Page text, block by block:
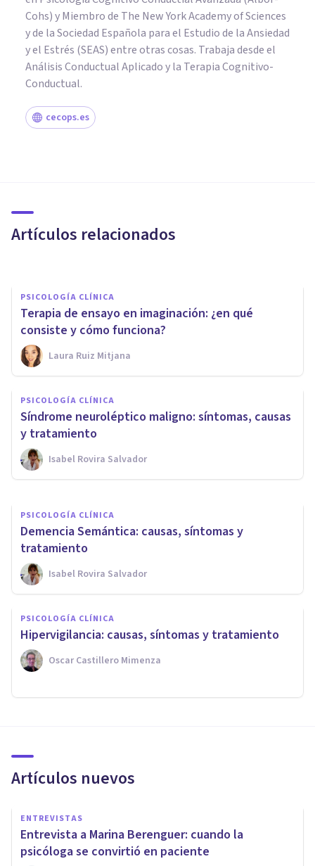
Cohs) y Miembro de The New York Academy of Sciences
y de la Sociedad Española para el Estudio de la Ansiedad
y el Estrés (SEAS) entre otras cosas. Trabaja desde el
Análisis Conductual Aplicado y la Terapia Cognitivo-
Conductual.
cecops.es
Artículos relacionados
causas y tratamiento
PSICOLOGÍA CLÍNICA
Terapia de ensayo en imaginación: ¿en qué
consiste y cómo funciona?
Laura Ruiz Mitjana
PSICOLOGÍA CLÍNICA
Síndrome neuroléptico maligno: síntomas, causas
y tratamiento
Isabel Rovira Salvador
PSICOLOGÍA CLÍNICA
​Hiperacusia: definición,
causas, síntomas y
tratamientos
Oscar Castillero Mimenza
PSICOLOGÍA CLÍNICA
Demencia Semántica: causas, síntomas y
tratamiento
Isabel Rovira Salvador
PSICOLOGÍA CLÍNICA
​Hipervigilancia: causas, síntomas y tratamiento
Oscar Castillero Mimenza
Artículos nuevos
ENTREVISTAS
Entrevista a Marina Berenguer: cuando la
psicóloga se convirtió en paciente